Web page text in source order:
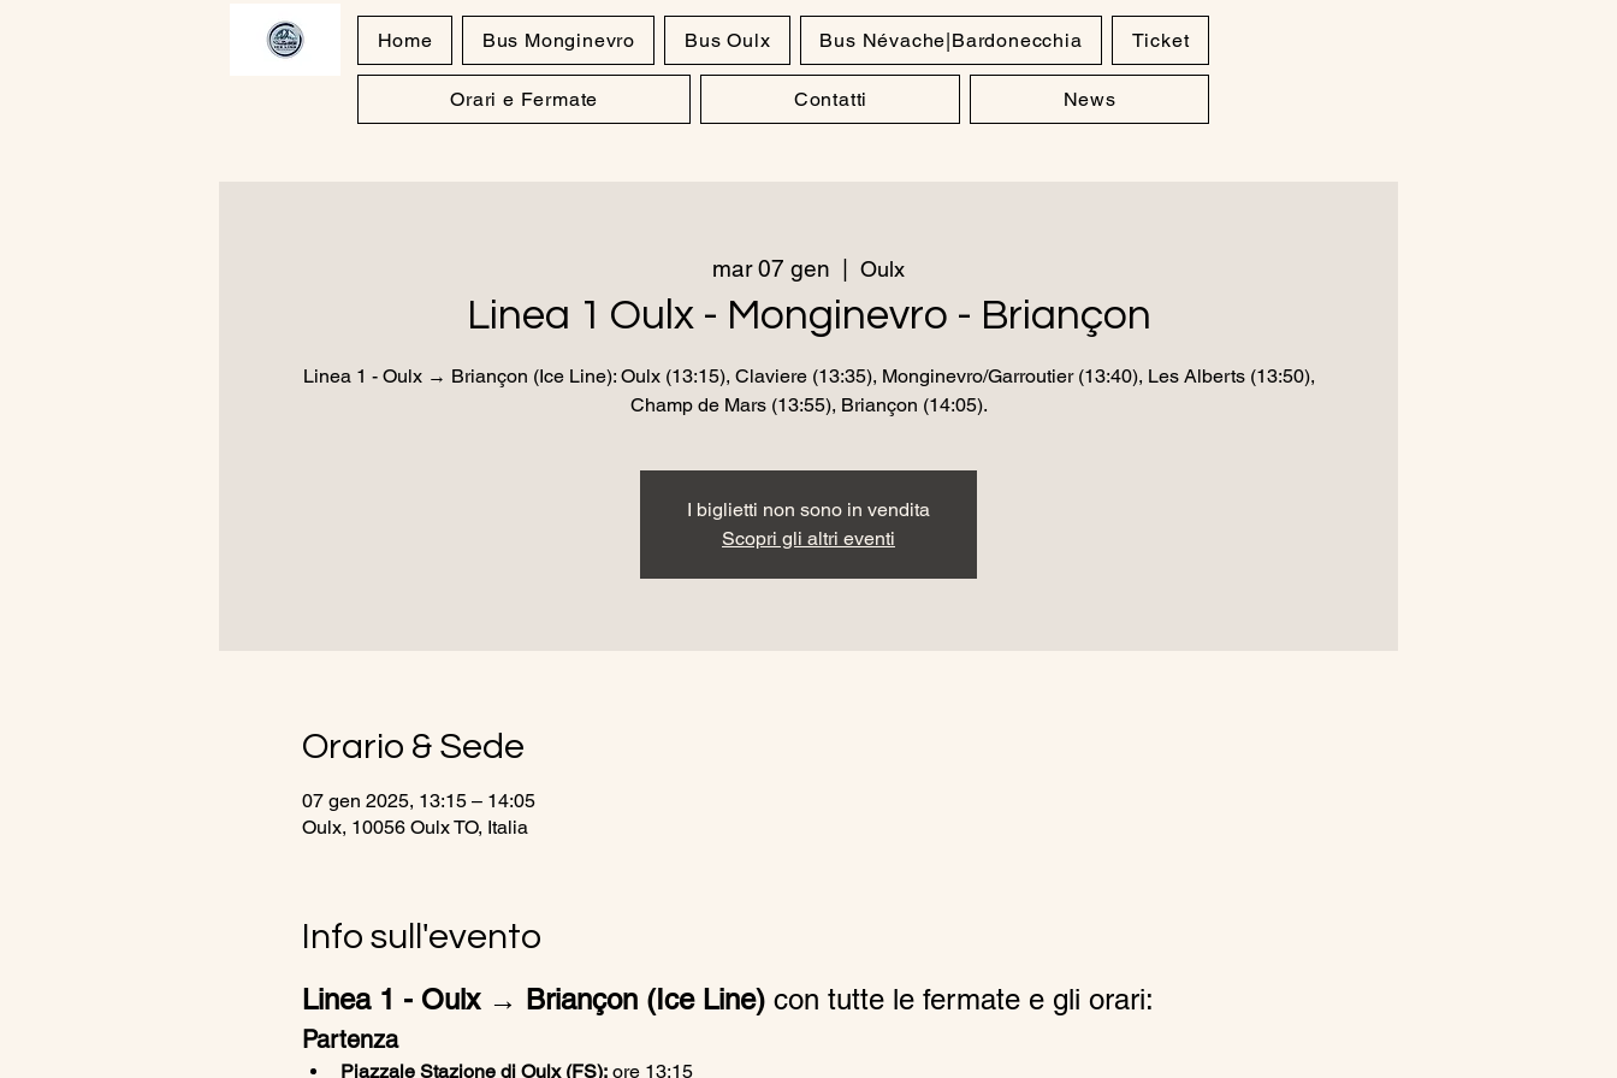
Home Bus Monginevro Bus Oulx Bus Névache|Bardonecchia Ticket
Orari e Fermate Contatti News
mar 07 gen Oulx
Linea 1 Oulx - Monginevro - Briançon
Linea 1 - Oulx → Briançon (Ice Line): Oulx (13:15), Claviere (13:35), Monginevro/Garroutier (13:40), Les Alberts (13:50),
Champ de Mars (13:55), Briançon (14:05).
I biglietti non sono in vendita
Scopri gli altri eventi
Orario & Sede
07 gen 2025, 13:15 – 14:05
Oulx, 10056 Oulx TO, Italia
Info sull'evento
Linea 1 - Oulx → Briançon (Ice Line) con tutte le fermate e gli orari:
Partenza
Piazzale Stazione di Oulx (FS): ore 13:15